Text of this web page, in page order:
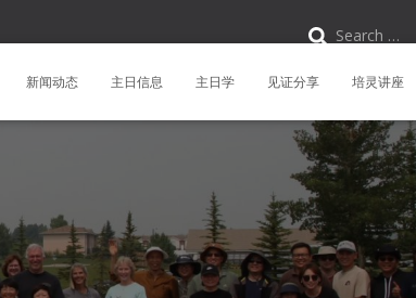
Search …
新闻动态 主日信息 主日学 见证分享 培灵讲座